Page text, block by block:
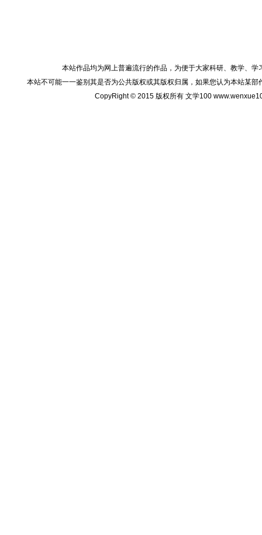
本站作品均为网上普遍流行的作品，为便于大家科研、教学、
本站不可能一一鉴别其是否为公共版权或其版权归属，如果您认为本站某
CopyRight © 2015 版权所有 文学100